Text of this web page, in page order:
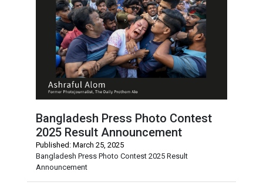
Bangladesh Press Photo Contest
2025 Result Announcement
Published: March 25, 2025
Bangladesh Press Photo Contest 2025 Result
Announcement